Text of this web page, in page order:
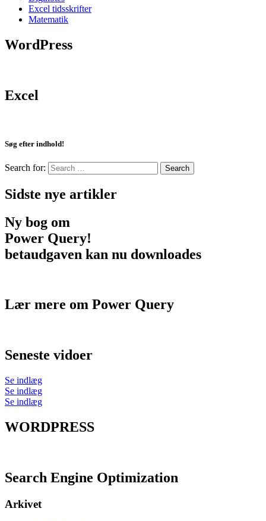
Excel tidsskrifter
Matematik
WordPress
Excel
Søg efter indhold!
Search for:
Sidste nye artikler
Ny bog om
Power Query!
betaudgaven kan nu downloades
Lær mere om Power Query
Seneste vidoer
Se indlæg
Se indlæg
Se indlæg
WORDPRESS
Search Engine Optimization
Arkivet